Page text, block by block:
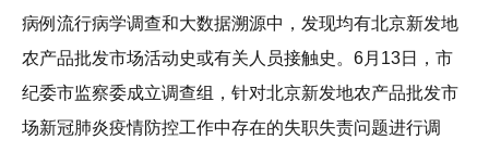
病例流行病学调查和大数据溯源中，发现均有北京新发地
农产品批发市场活动史或有关人员接触史。6月13日，市
纪委市监察委成立调查组，针对北京新发地农产品批发市
场新冠肺炎疫情防控工作中存在的失职失责问题进行调